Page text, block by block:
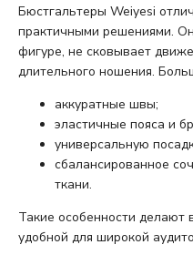
Бюстгальтеры Weiyesi
практичными решениями.
фигуре, не сковывает
длительного ношения.
аккуратные швы;
эластичные пояса и
универсальную
сбалансированное
ткани.
Такие особенности делают
удобной для широкой